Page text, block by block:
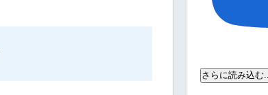
さらに読み込む...